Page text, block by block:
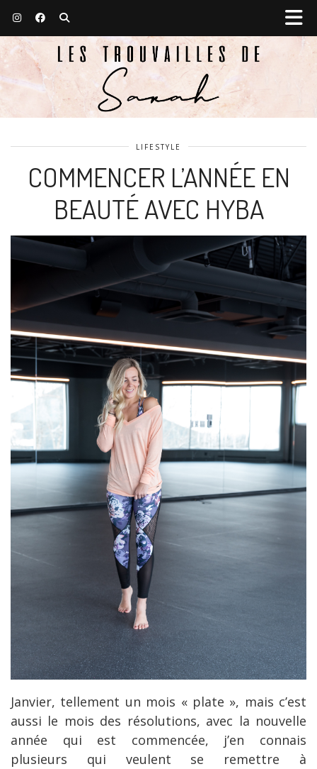
LIFESTYLE
COMMENCER L’ANNÉE EN
BEAUTÉ AVEC HYBA
Janvier, tellement un mois « plate », mais c’est
aussi le mois des résolutions, avec la nouvelle
année qui est commencée, j’en connais
plusieurs qui veulent se remettre à